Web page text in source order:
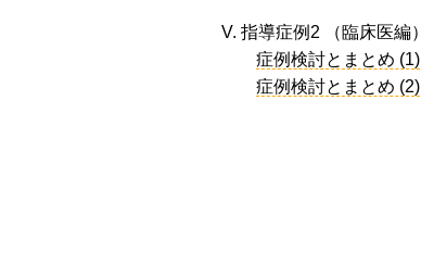
V. 指導症例2 （臨床医編）
症例検討とまとめ (1)
症例検討とまとめ (2)